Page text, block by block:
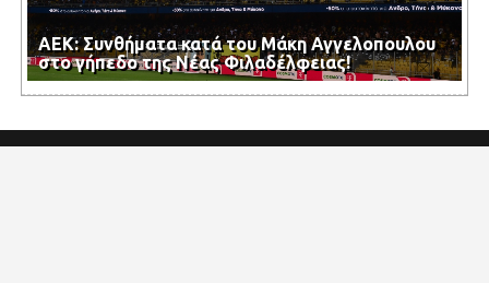
ΑΕΚ: Συνθήματα κατά του Μάκη Αγγελοπουλου
στο γήπεδο της Νέας Φιλαδέλφειας!